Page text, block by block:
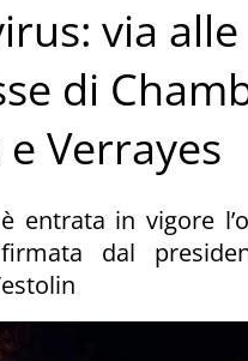
via alle
di
Verrayes
entrata in vigore
dal